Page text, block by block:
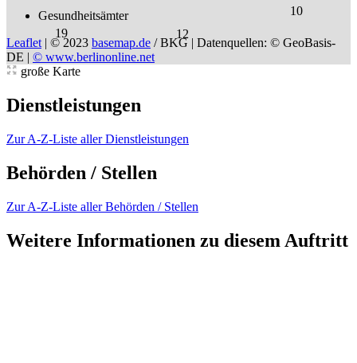
19
10
12
Gesundheitsämter
Leaflet | © 2023 basemap.de / BKG | Datenquellen: © GeoBasis-
DE | © www.berlinonline.net
große Karte
Dienstleistungen
Zur A-Z-Liste aller Dienstleistungen
Behörden / Stellen
Zur A-Z-Liste aller Behörden / Stellen
Weitere Informationen zu diesem Auftritt